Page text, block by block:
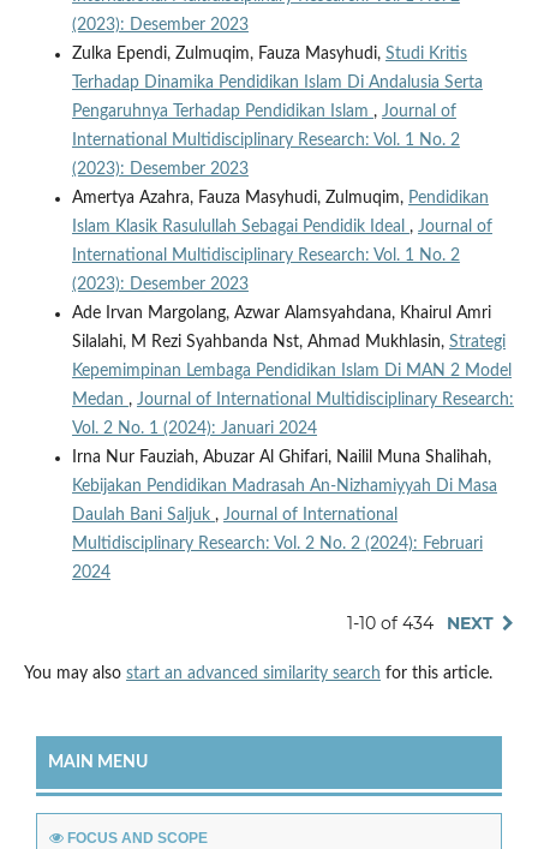
(2023): Desember 2023
Zulka Ependi, Zulmuqim, Fauza Masyhudi, Studi Kritis
Terhadap Dinamika Pendidikan Islam Di Andalusia Serta
Pengaruhnya Terhadap Pendidikan Islam , Journal of
International Multidisciplinary Research: Vol. 1 No. 2
(2023): Desember 2023
Amertya Azahra, Fauza Masyhudi, Zulmuqim, Pendidikan
Islam Klasik Rasulullah Sebagai Pendidik Ideal , Journal of
International Multidisciplinary Research: Vol. 1 No. 2
(2023): Desember 2023
Ade Irvan Margolang, Azwar Alamsyahdana, Khairul Amri
Silalahi, M Rezi Syahbanda Nst, Ahmad Mukhlasin, Strategi
Kepemimpinan Lembaga Pendidikan Islam Di MAN 2 Model
Medan , Journal of International Multidisciplinary Research:
Vol. 2 No. 1 (2024): Januari 2024
Irna Nur Fauziah, Abuzar Al Ghifari, Nailil Muna Shalihah,
Kebijakan Pendidikan Madrasah An-Nizhamiyyah Di Masa
Daulah Bani Saljuk , Journal of International
Multidisciplinary Research: Vol. 2 No. 2 (2024): Februari
2024
1-10 of 434 NEXT
You may also start an advanced similarity search for this article.
MAIN MENU
FOCUS AND SCOPE